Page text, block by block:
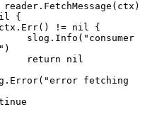
reader. FetchMessage (ctx)
{
Err() != nil {
				slog.
Info ( "consumer
)
				return
nil
Error( "error fetching